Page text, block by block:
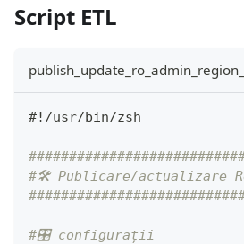
Script ETL
#!/usr/bin/zsh
#🛠 Publicare/actualizare
#🎛 configurații